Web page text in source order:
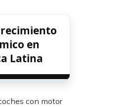
en
Latina
con motor